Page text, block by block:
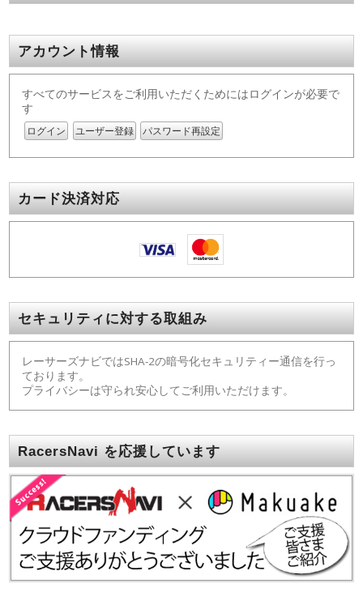
アカウント情報
すべてのサービスをご利用いただくためにはログインが必要で
す
ログイン ユーザー登録 パスワード再設定
カード決済対応
セキュリティに対する取組み
レーサーズナビではSHA-2の暗号化セキュリティー通信を行っ
ております。
プライバシーは守られ安心してご利用いただけます。
RacersNavi を応援しています